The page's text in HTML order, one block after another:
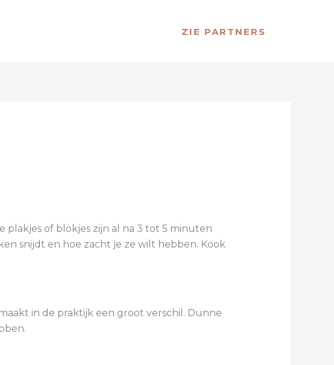
ZIE PARTNERS
plakjes of blokjes zijn al na 3 tot 5 minuten
snijdt en hoe zacht je ze wilt hebben. Kook
in de praktijk een groot verschil. Dunne